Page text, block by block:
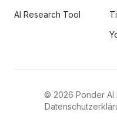
AI Research Tool
© 2026 Ponder AI